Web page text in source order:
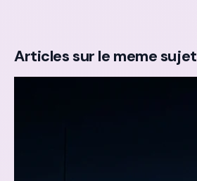
Articles sur le meme sujet